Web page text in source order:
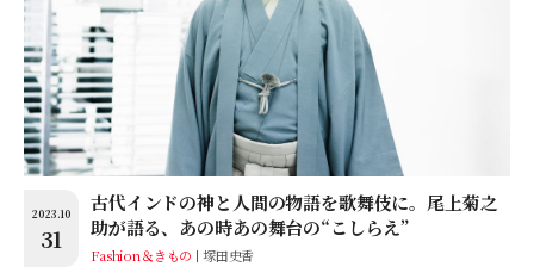
2023.10
31
古代インドの神と人間の物語を歌舞伎に。尾上菊之
助が語る、あの時あの舞台の“こしらえ”
Fashion＆きもの 塚田史香